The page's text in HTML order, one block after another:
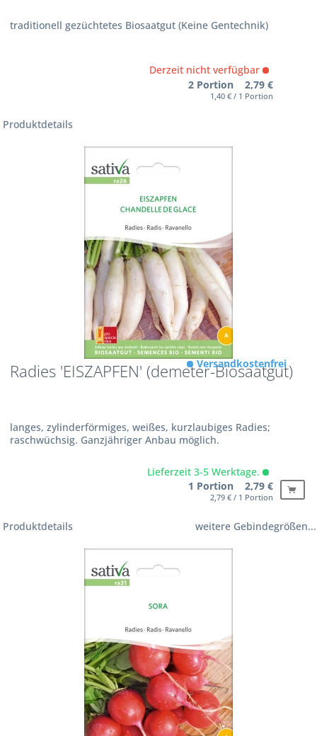
traditionell gezüchtetes Biosaatgut (Keine Gentechnik)
Derzeit nicht verfügbar
2 Portion 2,79 €
1,40 € / 1 Portion
Produktdetails
Radies 'EISZAPFEN' (demeter-Biosaatgut)
langes, zylinderförmiges, weißes, kurzlaubiges Radies;
raschwüchsig. Ganzjähriger Anbau möglich.
Versandkostenfrei
Lieferzeit 3-5 Werktage.
1 Portion 2,79 €
2,79 € / 1 Portion
Produktdetails weitere Gebindegrößen...